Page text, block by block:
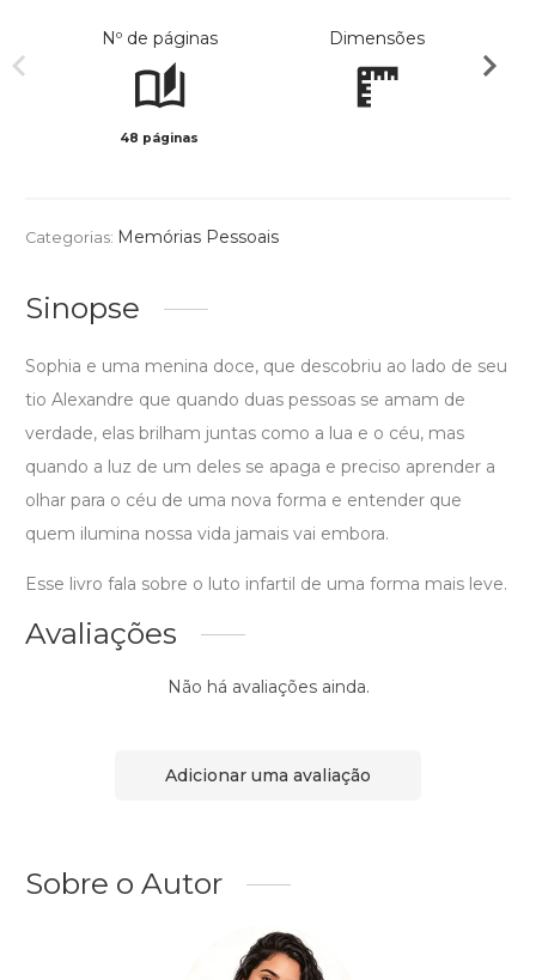
Nº de páginas
48 páginas
Dimensões
Categorias: Memórias Pessoais
Sinopse
Sophia e uma menina doce, que descobriu ao lado de seu
tio Alexandre que quando duas pessoas se amam de
verdade, elas brilham juntas como a lua e o céu, mas
quando a luz de um deles se apaga e preciso aprender a
olhar para o céu de uma nova forma e entender que
quem ilumina nossa vida jamais vai embora.
Esse livro fala sobre o luto infartil de uma forma mais leve.
Avaliações
Não há avaliações ainda.
Adicionar uma avaliação
Sobre o Autor